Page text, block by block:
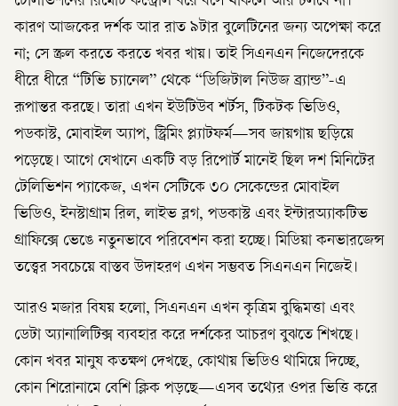
কারণ আজকের দর্শক আর রাত ৯টার বুলেটিনের জন্য অপেক্ষা করে
না; সে স্ক্রল করতে করতে খবর খায়। তাই সিএনএন নিজেদেরকে
ধীরে ধীরে “টিভি চ্যানেল” থেকে “ডিজিটাল নিউজ ব্র্যান্ড”-এ
রূপান্তর করছে। তারা এখন ইউটিউব শর্টস, টিকটক ভিডিও,
পডকাস্ট, মোবাইল অ্যাপ, স্ট্রিমিং প্ল্যাটফর্ম—সব জায়গায় ছড়িয়ে
পড়েছে। আগে যেখানে একটি বড় রিপোর্ট মানেই ছিল দশ মিনিটের
টেলিভিশন প্যাকেজ, এখন সেটিকে ৩০ সেকেন্ডের মোবাইল
ভিডিও, ইনস্টাগ্রাম রিল, লাইভ ব্লগ, পডকাস্ট এবং ইন্টারঅ্যাকটিভ
গ্রাফিক্সে ভেঙে নতুনভাবে পরিবেশন করা হচ্ছে। মিডিয়া কনভারজেন্স
তত্ত্বের সবচেয়ে বাস্তব উদাহরণ এখন সম্ভবত সিএনএন নিজেই।
আরও মজার বিষয় হলো, সিএনএন এখন কৃত্রিম বুদ্ধিমত্তা এবং
ডেটা অ্যানালিটিক্স ব্যবহার করে দর্শকের আচরণ বুঝতে শিখছে।
কোন খবর মানুষ কতক্ষণ দেখছে, কোথায় ভিডিও থামিয়ে দিচ্ছে,
কোন শিরোনামে বেশি ক্লিক পড়ছে—এসব তথ্যের ওপর ভিত্তি করে